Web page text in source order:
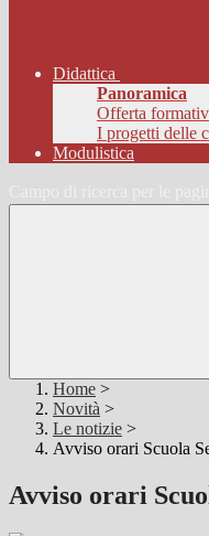
Didattica
Panoramica
Offerta
I progetti delle
Modulistica
Home >
Novità >
Le notizie >
Avviso orari Scuola
Avviso orari